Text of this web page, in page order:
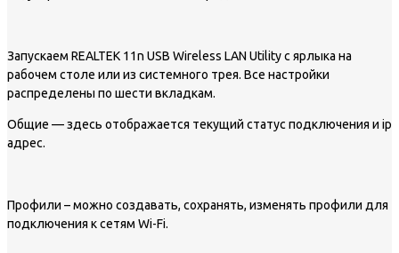
Запускаем REALTEK 11n USB Wireless LAN Utility с ярлыка на
рабочем столе или из системного трея. Все настройки
распределены по шести вкладкам.
Общие — здесь отображается текущий статус подключения и ip
адрес.
Профили – можно создавать, сохранять, изменять профили для
подключения к сетям Wi-Fi.